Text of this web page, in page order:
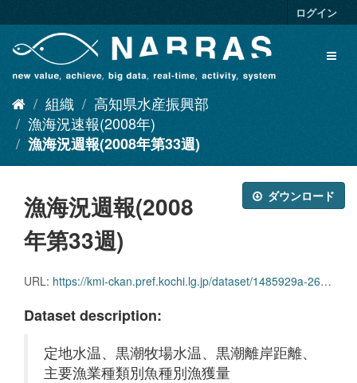
キ
ログイン
組織
高知県水産振興部
漁海況速報(2008年)
漁海況週報(2008年第33週)
ダウンロード
漁海況週報(2008
年第33週)
URL: https://kmi-ckan.pref.kochi.lg.jp/dataset/1485929a-2625-4223-8665-751a6710eade/resource/7a9b0da7-6add-4b4d-87e9-983c70a86ff7/download/ryoukaikyoushuuhou2008nendai33shuu.pdf
Dataset description:
定地水温、黒潮牧場水温、黒潮離岸距離、
主要漁業種類別魚種別漁獲量